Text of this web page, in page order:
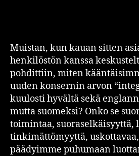
Muistan, kun kauan sitten
henkilöstön kanssa
pohdittiin, miten
uuden konsernin arvon
kuulosti hyvältä sekä
mutta suomeksi? Onko se
toimintaa, suoraselkäisyyttä,
tinkimättömyyttä,
päädyimme puhumaan